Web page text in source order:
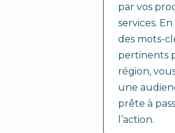
par vos
services.
des mots-
pertinents
région,
une
prête à
l’action.